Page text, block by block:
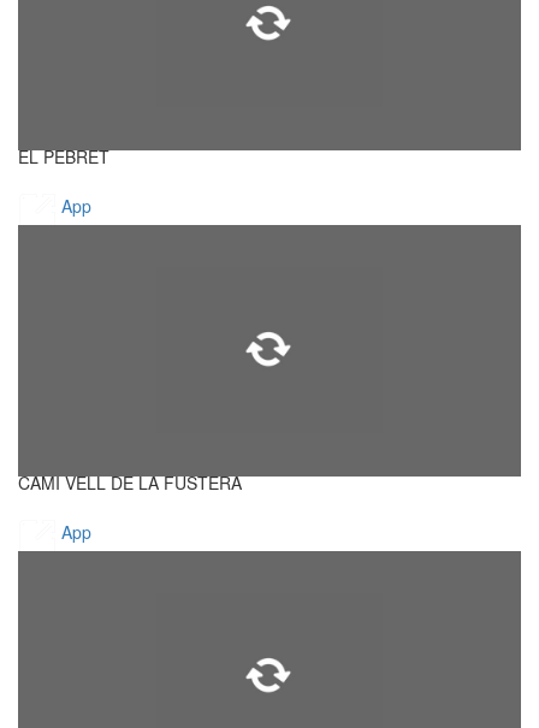
EL PEBRET
App
CAMI VELL DE LA FUSTERA
App